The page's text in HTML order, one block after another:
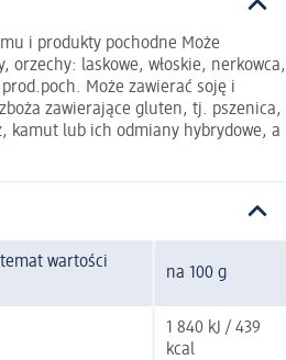
i produkty pochodne Może
orzechy: laskowe, włoskie, nerkowca,
Może zawierać soję i
zawierające gluten, tj. pszenica,
kamut lub ich odmiany hybrydowe, a
wartości
na 100 g
1 840 kJ / 439
kcal